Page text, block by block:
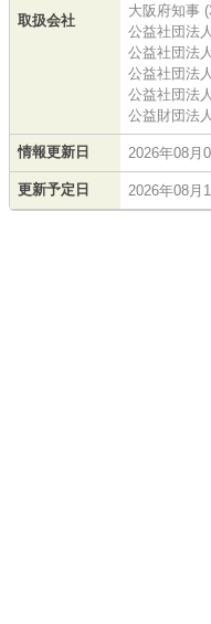
取扱会社
大阪府知事
公益社団法
公益社団法
公益社団法
公益社団法
公益財団法
情報更新日 2026年08月
更新予定日 2026年08月